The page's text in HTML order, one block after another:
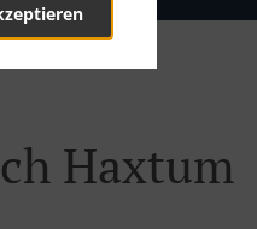
Haxtum